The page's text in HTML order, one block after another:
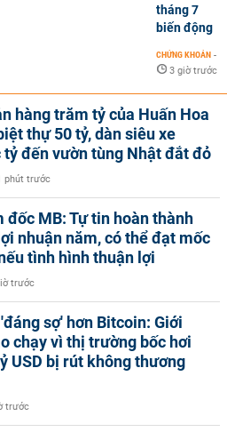
tháng 7
biến động
CHỨNG KHOÁN -
3 giờ trước
hàng trăm tỷ của Huấn Hoa
thự 50 tỷ, dàn siêu xe
tỷ đến vườn tùng Nhật đắt đỏ
phút trước
đốc MB: Tự tin hoàn thành
nhuận năm, có thể đạt mốc
tình hình thuận lợi
trước
sợ' hơn Bitcoin: Giới
chạy vì thị trường bốc hơi
USD bị rút không thương
trước